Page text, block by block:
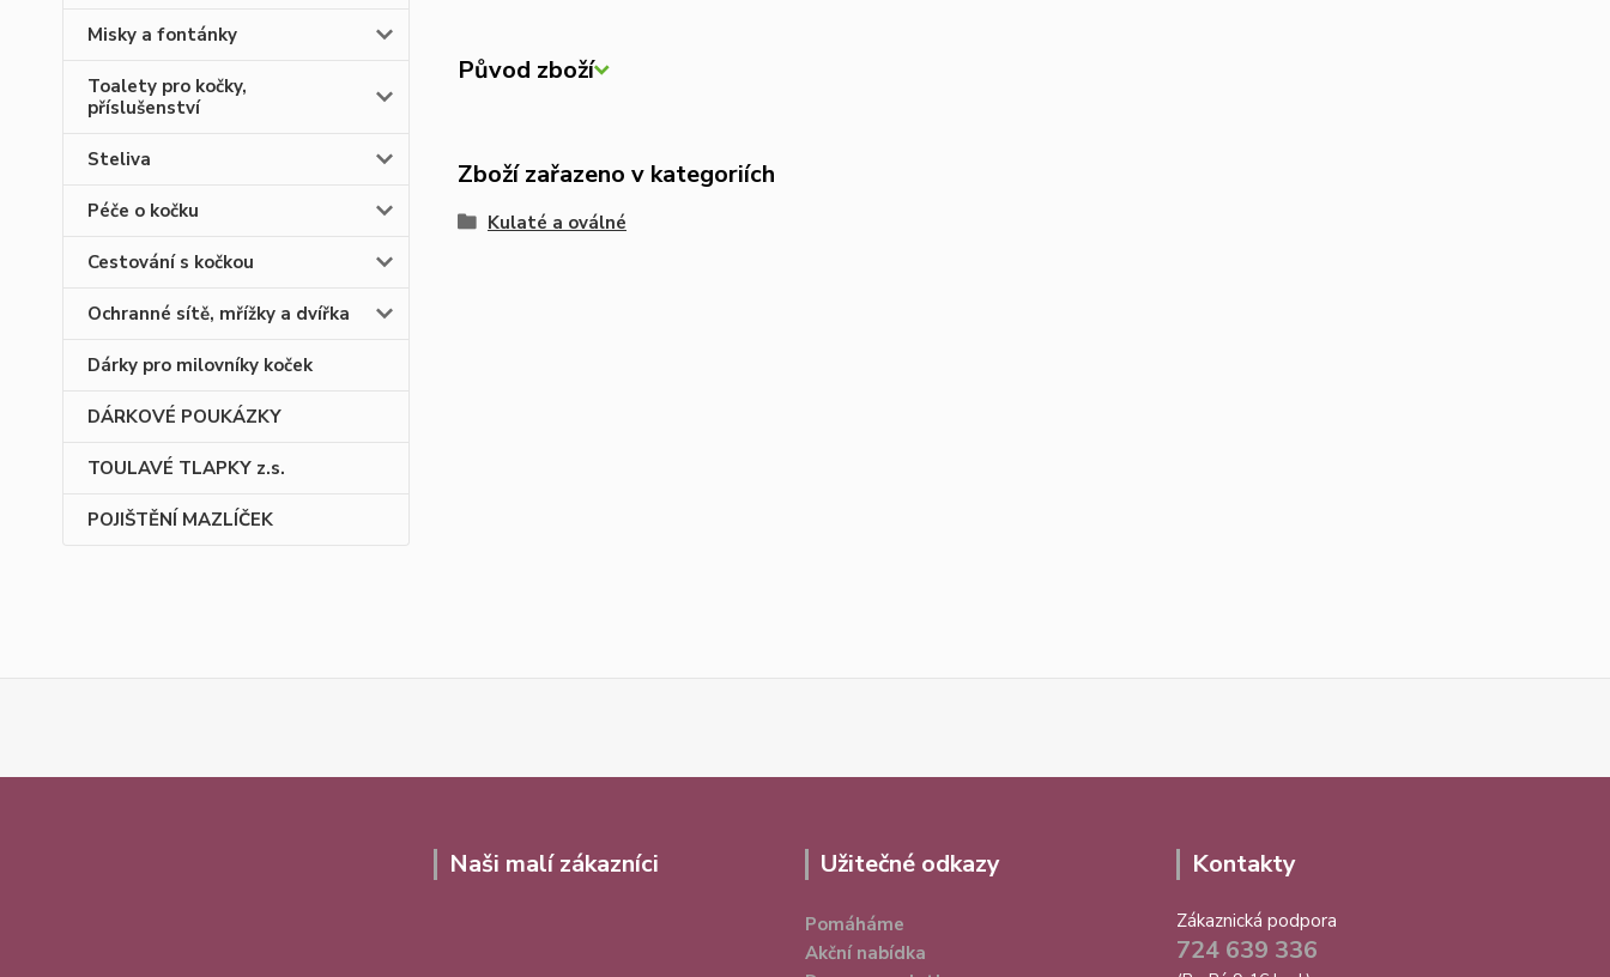
Misky a fontánky
Toalety pro kočky,
příslušenství
Steliva
Péče o kočku
Cestování s kočkou
Ochranné sítě, mřížky a dvířka
Dárky pro milovníky koček
DÁRKOVÉ POUKÁZKY
TOULAVÉ TLAPKY z.s.
POJIŠTĚNÍ MAZLÍČEK
Původ zboží
Zboží zařazeno v kategoriích
Kulaté a oválné
Naši malí zákazníci Užitečné odkazy
Pomáháme
Akční nabídka
Kontakty
Zákaznická podpora
724 639 336